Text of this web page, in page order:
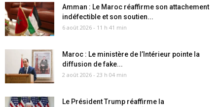
Amman : Le Maroc réaffirme son attachement
indéfectible et son soutien...
6 août 2026 - 11 h 41 min
Maroc : Le ministère de l’Intérieur pointe la
diffusion de fake...
2 août 2026 - 23 h 04 min
Le Président Trump réaffirme la